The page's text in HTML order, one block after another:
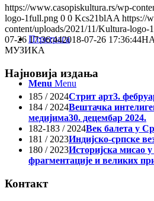
Птретрага
Menu Menu
https://www.casopiskultura.rs/wp-
logo-1full.png 0 0 Kcs21blAA https://
content/uploads/2021/11/Kultura-logo-
07-26 17:36:442018-07-26 17:36:44
МУЗИКА
Најновија издања
185 / 2024Стрит арт3.
184 / 2024Вештачка
медијима30. децембар 2024.
182-183 / 2024Век балета у
181 / 2023Индијско-српске
180 / 2023Историјска мисао
фрагментације и великих
Контакт